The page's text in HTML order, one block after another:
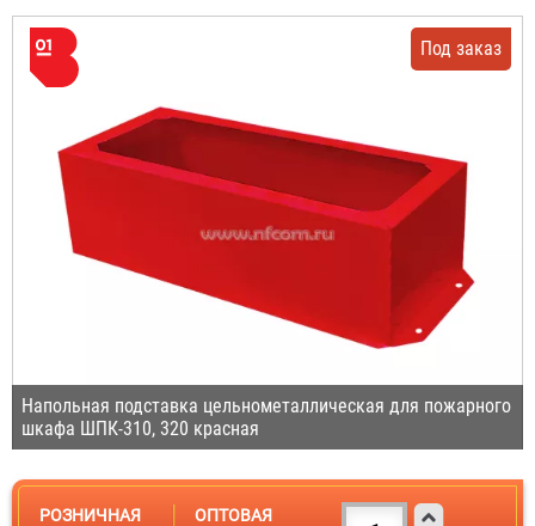
Напольная подставка цельнометаллическая для пожарного
шкафа ШПК-310, 320 красная
Под заказ
РОЗНИЧНАЯ ОПТОВАЯ